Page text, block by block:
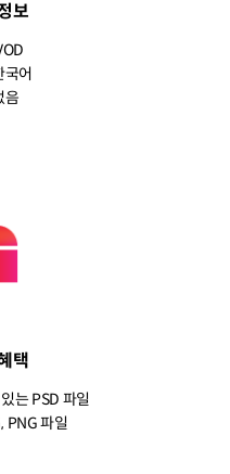
보
국어
음
택
는 PSD 파일
PNG 파일